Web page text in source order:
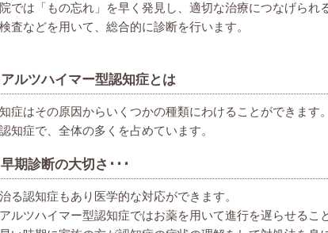
では「もの忘れ」を早く発見し、適切な治療につなげられ
査などを用いて、総合的に診断を行います。
アルツハイマー型認知症とは
症はその原因からいくつかの種類にわけることができます
知症で、全体の多くを占めています。
早期診断の大切さ･･･
る認知症もあり医学的な対応ができます。
ルツハイマー型認知症ではお薬を用いて進行を遅らせるこ